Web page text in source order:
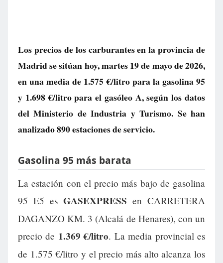
Los precios de los carburantes en la provincia de
Madrid se sitúan hoy, martes 19 de mayo de 2026,
en una media de 1.575 €/litropara la gasolina 95
y 1.698 €/litropara el gasóleo A, según los datos
del Ministerio de Industria y Turismo. Se han
analizado 890 estaciones de servicio.
Gasolina 95 más barata
La estación con el precio más bajo de gasolina
95 E5 es GASEXPRESS en CARRETERA
DAGANZO KM. 3 (Alcalá de Henares), con un
precio de 1.369 €/litro. La media provincial es
de 1.575 €/litro y el precio más alto alcanza los